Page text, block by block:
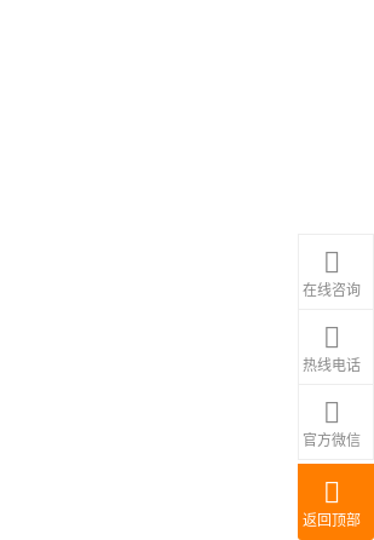
在线咨询
热线电话
官方微信
返回顶部